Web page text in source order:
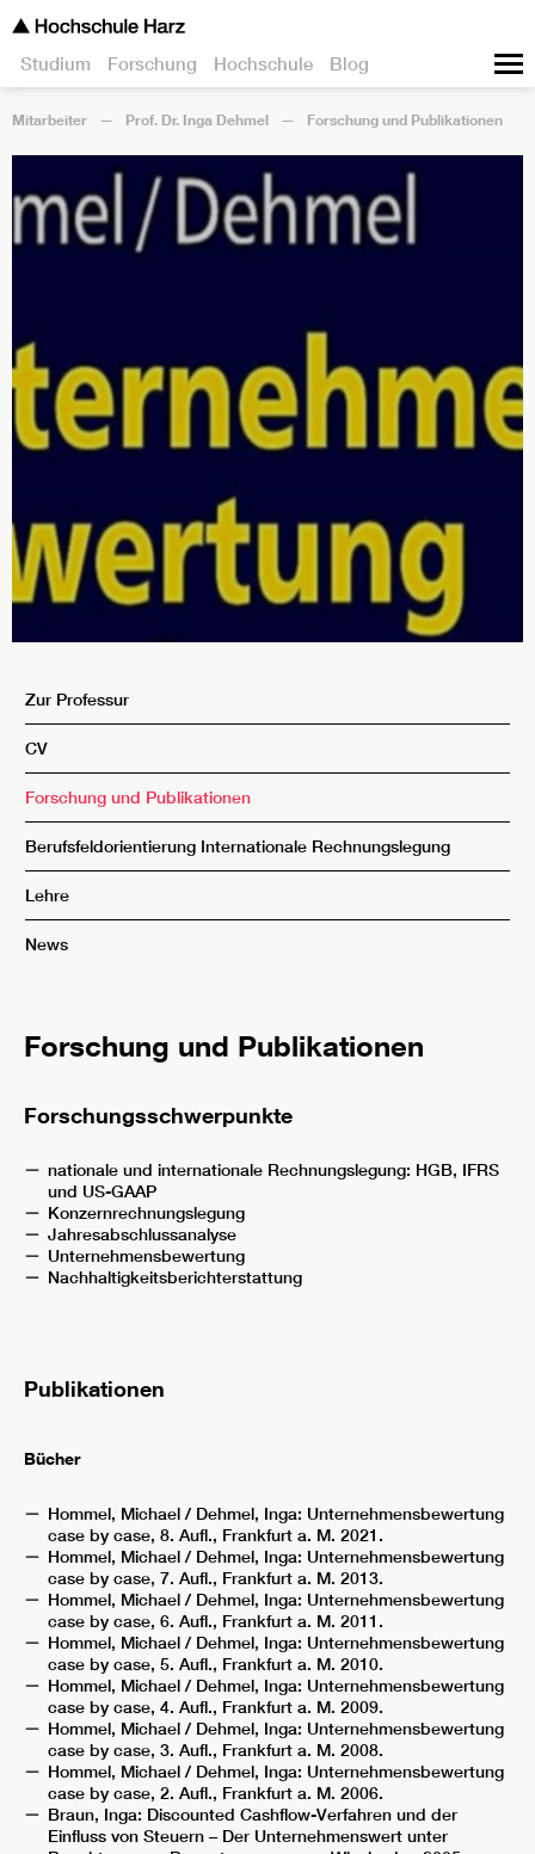
Studium Forschung Hochschule Blog
Mitarbeiter Prof. Dr. Inga Dehmel Forschung und Publikationen
Zur Professur
CV
Forschung und Publikationen
Berufsfeldorientierung Internationale Rechnungslegung
Lehre
News
Forschung und Publikationen
Forschungsschwerpunkte
nationale und internationale Rechnungslegung: HGB, IFRS
und US-GAAP
Konzernrechnungslegung
Jahresabschlussanalyse
Unternehmensbewertung
Nachhaltigkeitsberichterstattung
Publikationen
Bücher
Hommel, Michael / Dehmel, Inga: Unternehmensbewertung
case by case, 8. Aufl., Frankfurt a. M. 2021.
Hommel, Michael / Dehmel, Inga: Unternehmensbewertung
case by case, 7. Aufl., Frankfurt a. M. 2013.
Hommel, Michael / Dehmel, Inga: Unternehmensbewertung
case by case, 6. Aufl., Frankfurt a. M. 2011.
Hommel, Michael / Dehmel, Inga: Unternehmensbewertung
case by case, 5. Aufl., Frankfurt a. M. 2010.
Hommel, Michael / Dehmel, Inga: Unternehmensbewertung
case by case, 4. Aufl., Frankfurt a. M. 2009.
Hommel, Michael / Dehmel, Inga: Unternehmensbewertung
case by case, 3. Aufl., Frankfurt a. M. 2008.
Hommel, Michael / Dehmel, Inga: Unternehmensbewertung
case by case, 2. Aufl., Frankfurt a. M. 2006.
Braun, Inga: Discounted Cashflow-Verfahren und der
Einfluss von Steuern – Der Unternehmenswert unter